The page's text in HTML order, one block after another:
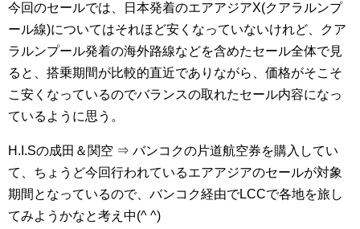
今回のセールでは、日本発着のエアアジアX(クアラルンプ
ール線)についてはそれほど安くなっていないけれど、クア
ラルンプール発着の海外路線などを含めたセール全体で見
ると、搭乗期間が比較的直近でありながら、価格がそこそ
こ安くなっているのでバランスの取れたセール内容になっ
ているように思う。
H.I.Sの成田＆関空 ⇒ バンコクの片道航空券を購入してい
て、ちょうど今回行われているエアアジアのセールが対象
期間となっているので、バンコク経由でLCCで各地を旅し
てみようかなと考え中(^ ^)